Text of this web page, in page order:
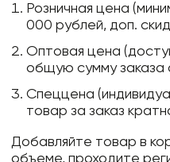
Розничная цена
000 рублей, доп.
Оптовая цена
общую сумму заказа
Спеццена
товар за заказ
Добавляйте товар в
объеме, проходите